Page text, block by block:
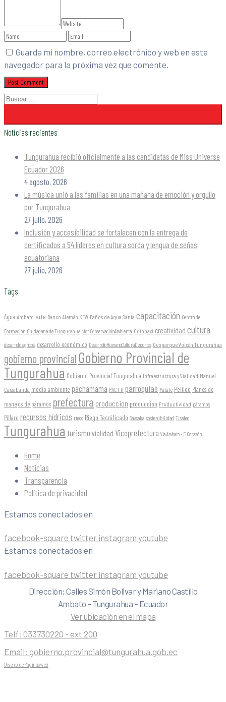
Guarda mi nombre, correo electrónico y web en este
navegador para la próxima vez que comente.
Noticias recientes
Tungurahua recibió oficialmente a las candidatas de Miss Universe
Ecuador 2026
4 agosto, 2026
La música unió a las familias en una mañana de emoción y orgullo
por Tungurahua
27 julio, 2026
Inclusión y accesibilidad se fortalecen con la entrega de
certificados a 54 líderes en cultura sorda y lengua de señas
ecuatoriana
27 julio, 2026
Tags
Agua Ambato arte Banco Alemán KFW Baños de Agua Santa capacitación Centro de
Formación Ciudadana de Tungurahua cfct ConservaciónAmbiental Cotopaxi creatividad cultura
desarrollo agrícola desarrollo económico DesarrolloHumanoCulturaDeportes Geoparque Volcán Tungurahua
gobierno provincial Gobierno Provincial de
Tungurahua Gobierno Provincial Tungurahua Infraestructura y Vialidad Manuel
Caizabanda medio ambiente pachamama PACT II parroquias Patate Pelileo Planes de
manejos de páramos prefectura produccion producción Productividad páramos
Píllaro recursos hídricos riego Riego Tecnificado Salasaka sostenibilidad Tisaleo
Tungurahua turismo vialidad Viceprefectura Vía Ambato - El Corazón
Home
Noticias
Transparencia
Política de privacidad
Estamos conectados en
facebook-square twitter instagram youtube
Estamos conectados en
facebook-square twitter instagram youtube
Dirección: Calles Simón Bolivar y Mariano Castillo
Ambato – Tungurahua – Ecuador
Ver ubicación en el mapa
Telf: 033730220 - ext 200
Email: gobierno.provincial@tungurahua.gob.ec
Diseño de Páginas web